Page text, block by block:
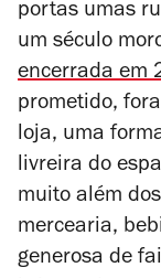
portas umas
um século
encerrada em
prometido,
loja, uma
livreira do
muito além
mercearia,
generosa de